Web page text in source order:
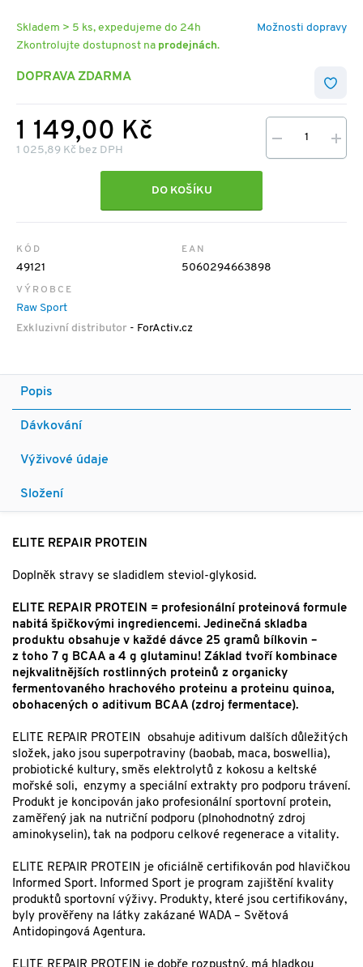
Možnosti dopravy
Skladem > 5 ks, expedujeme do 24h
Zkontrolujte dostupnost na prodejnách.
DOPRAVA ZDARMA
1 149,00 Kč
1 025,89 Kč bez DPH
DO KOŠÍKU
KÓD
49121
EAN
5060294663898
VÝROBCE
Raw Sport
Exkluzivní distributor - ForActiv.cz
Popis
Dávkování
Výživové údaje
Složení
ELITE REPAIR PROTEIN
Doplněk stravy se sladidlem steviol-glykosid.
ELITE REPAIR PROTEIN = profesionální proteinová formule
nabitá špičkovými ingrediencemi. Jedinečná skladba
produktu obsahuje v každé dávce 25 gramů bílkovin –
z toho 7 g BCAA a 4 g glutaminu! Základ tvoří kombinace
nejkvalitnějších rostlinných proteinů z organicky
fermentovaného hrachového proteinu a proteinu quinoa,
obohacených o aditivum BCAA (zdroj fermentace).
ELITE REPAIR PROTEIN obsahuje aditivum dalších důležitých
složek, jako jsou superpotraviny (baobab, maca, boswellia),
probiotické kultury, směs elektrolytů z kokosu a keltské
mořské soli, enzymy a speciální extrakty pro podporu trávení.
Produkt je koncipován jako profesionální sportovní protein,
zaměřený jak na nutriční podporu (plnohodnotný zdroj
aminokyselin), tak na podporu celkové regenerace a vitality.
ELITE REPAIR PROTEIN je oficiálně certifikován pod hlavičkou
Informed Sport. Informed Sport je program zajištění kvality
produktů sportovní výživy. Produkty, které jsou certifikovány,
byly prověřeny na látky zakázané WADA – Světová
Antidopingová Agentura.